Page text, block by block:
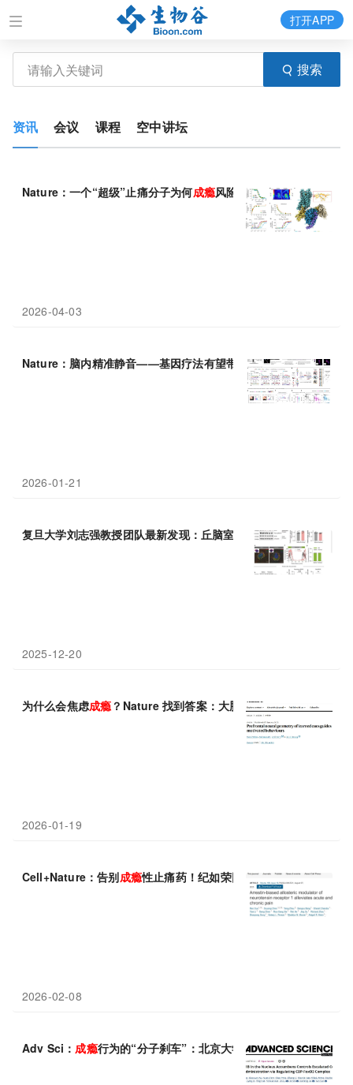
搜索
打开APP
资讯 会议 课程 空中讲坛
Nature：一个“超级”止痛分子为何成瘾风险却出奇低？
2026-04-03
Nature：脑内精准静音——基因疗法有望带来无成瘾风险镇痛新希
2026-01-21
复旦大学刘志强教授团队最新发现：丘脑室旁核在芬太尼成瘾
2025-12-20
为什么会焦虑成瘾？Nature 找到答案：大脑三通道编码失衡是关键
2026-01-19
Cell+Nature：告别成瘾性止痛药！纪如荣团队开辟安全镇痛的全
2026-02-08
Adv Sci：成瘾行为的“分子刹车”：北京大学孙艳/时杰/陆林发现